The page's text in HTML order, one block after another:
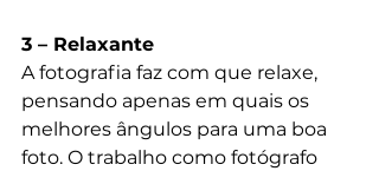
3 – Relaxante
A fotografia faz com que relaxe,
pensando apenas em quais os
melhores ângulos para uma boa
foto. O trabalho como fotógrafo